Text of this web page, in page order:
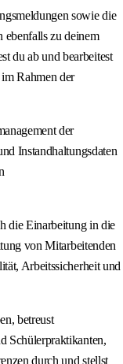
sowie die
ebenfalls zu deinem
du ab und bearbeitest
Rahmen der
der
Instandhaltungsdaten
die Einarbeitung in die
von Mitarbeitenden
Arbeitssicherheit und
betreust
Schülerpraktikanten,
durch und stellst